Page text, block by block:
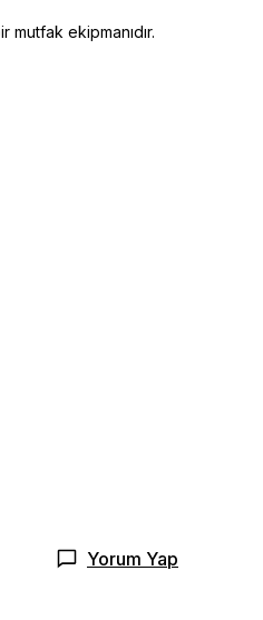
ekipmanıdır.
Yorum Yap